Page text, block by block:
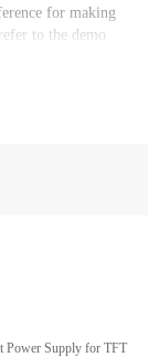
for making
to the demo
Power Supply for TFT